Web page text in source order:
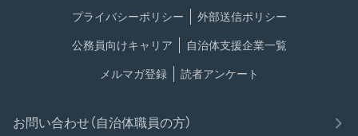
プライバシーポリシー 外部送信ポリシー
公務員向けキャリア 自治体支援企業一覧
メルマガ登録 読者アンケート
お問い合わせ（自治体職員の方）